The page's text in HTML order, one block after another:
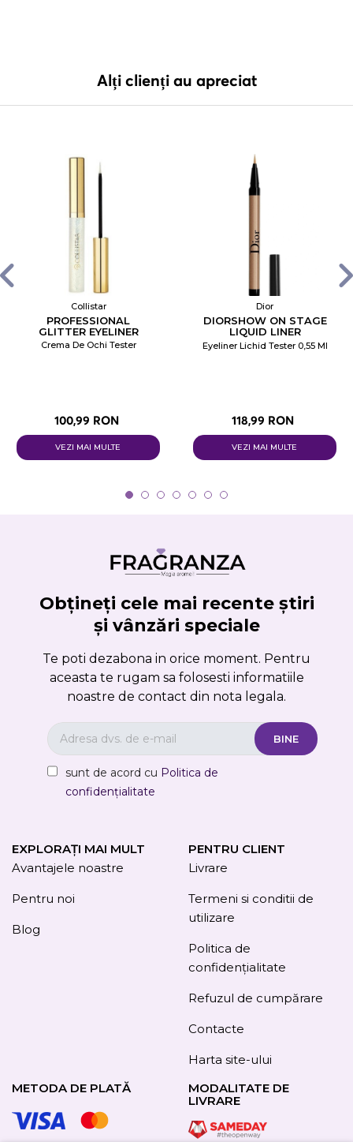
Alți clienți au apreciat
Collistar
PROFESSIONAL
GLITTER EYELINER
Crema De Ochi Tester
100,99 RON
VEZI MAI MULTE
Dior
DIORSHOW ON STAGE
LIQUID LINER
WATERPROOF
Eyeliner Lichid Tester 0,55 Ml
118,99 RON
VEZI MAI MULTE
Obțineți cele mai recente știri
și vânzări speciale
Te poti dezabona in orice moment. Pentru
aceasta te rugam sa folosesti informatiile
noastre de contact din nota legala.
sunt de acord cu Politica de
confidențialitate
EXPLORAȚI MAI MULT
Avantajele noastre
Pentru noi
Blog
PENTRU CLIENT
Livrare
Termeni si conditii de
utilizare
Politica de
confidențialitate
Refuzul de cumpărare
Contacte
Harta site-ului
METODA DE PLATĂ
MODALITATE DE
LIVRARE